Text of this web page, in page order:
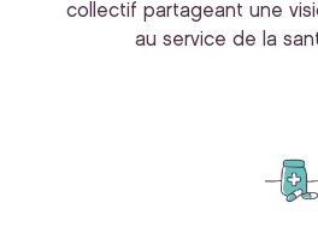
collectif partageant une
au service de la